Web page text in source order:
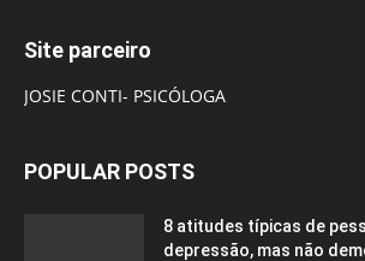
Site parceiro
JOSIE CONTI- PSICÓLOGA
POPULAR POSTS
8 atitudes típicas de
depressão, mas não